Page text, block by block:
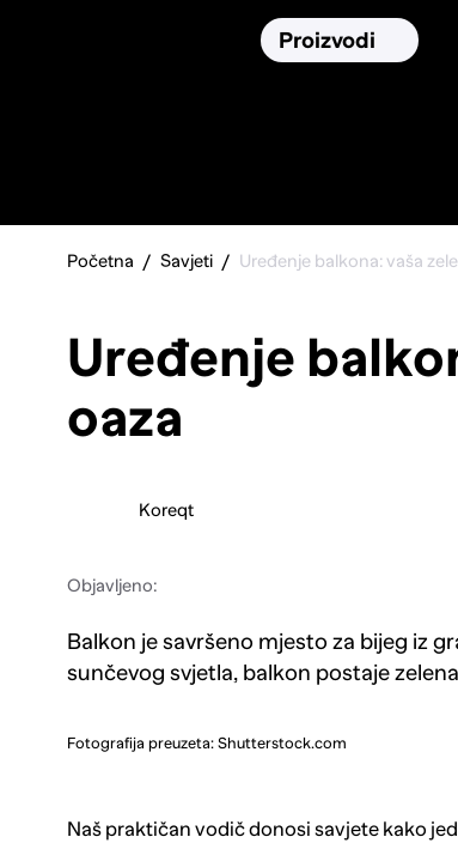
Proizvodi
Početna Savjeti Uređenje balkona: vaša
Uređenje
oaza
Koreqt
Objavljeno:
Balkon je savršeno mjesto za bijeg iz
sunčevog svjetla, balkon postaje
Fotografija preuzeta: Shutterstock.com
Naš praktičan vodič donosi savjete kako